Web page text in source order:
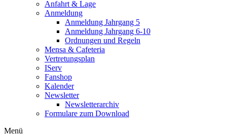
Anfahrt & Lage
Anmeldung
Anmeldung Jahrgang 5
Anmeldung Jahrgang 6-10
Ordnungen und Regeln
Mensa & Cafeteria
Vertretungsplan
IServ
Fanshop
Kalender
Newsletter
Newsletterarchiv
Formulare zum Download
Menü